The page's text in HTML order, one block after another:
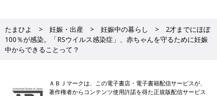
たまひよ 妊娠・出産 妊娠中の暮らし
2才までにほぼ
100％が感染。「RSウイルス感染症」、赤ちゃんを守るために妊娠
中からできることって？
ＡＢＪマークは、この電子書店・電子書籍配信サービスが、
著作権者からコンテンツ使用許諾を得た正規版配信サービス